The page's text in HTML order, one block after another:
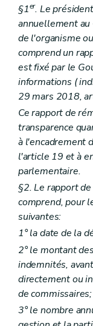
§1er. Le
annuellement
de l'organisme
comprend un
est fixé par le
informations (
29 mars 2018,
Ce rapport de
transparence
à l'encadrement
l'article 19 et à
parlementaire.
§2. Le rapport
comprend, pour
suivantes:
1° la date de la
2° le montant
indemnités,
directement ou
de commissaires;
3° le nombre